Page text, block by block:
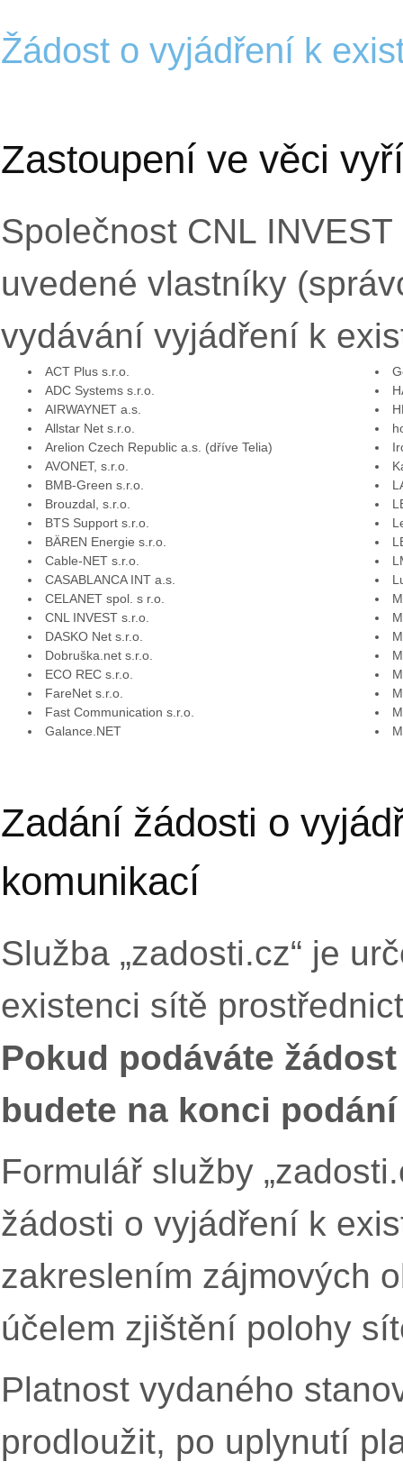
Žádost o vyjádření k
Zastoupení ve věci
Společnost CNL
uvedené vlastníky
vydávání vyjádření k
ACT Plus s.r.o.
ADC Systems s.r.o.
AIRWAYNET a.s.
Allstar Net s.r.o.
Arelion Czech Republic a.s. (dříve Telia)
AVONET, s.r.o.
BMB-Green s.r.o.
Brouzdal, s.r.o.
BTS Support s.r.o.
BÄREN Energie s.r.o.
Cable-NET s.r.o.
CASABLANCA INT a.s.
CELANET spol. s r.o.
CNL INVEST s.r.o.
DASKO Net s.r.o.
Dobruška.net s.r.o.
ECO REC s.r.o.
FareNet s.r.o.
Fast Communication s.r.o.
Galance.NET
Zadání žádosti o
komunikací
Služba „zadosti.cz“ je
existenci sítě
Pokud podáváte
budete na konci
Formulář služby
žádosti o vyjádření k
zakreslením zájmových
účelem zjištění polohy
Platnost vydaného
prodloužit, po uplynutí